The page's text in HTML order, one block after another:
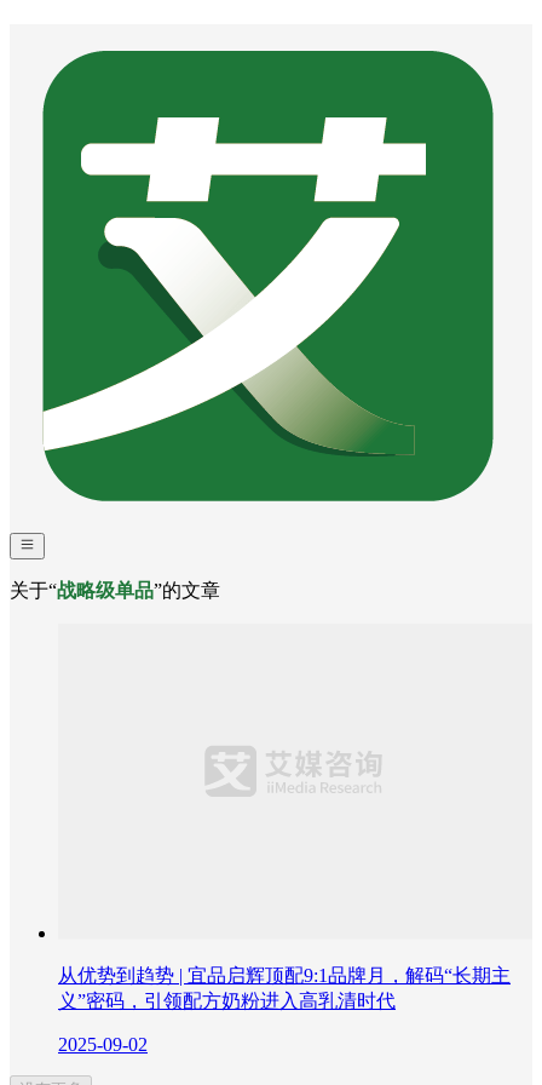
关于“战略级单品”的文章
从优势到趋势 | 宜品启辉顶配9:1品牌月，解码“长期主
义”密码，引领配方奶粉进入高乳清时代
2025-09-02